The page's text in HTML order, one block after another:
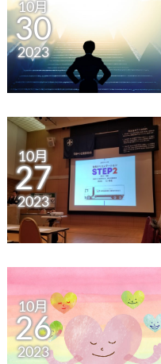
10月
30
2023
10月
27
2023
10月
26
2023